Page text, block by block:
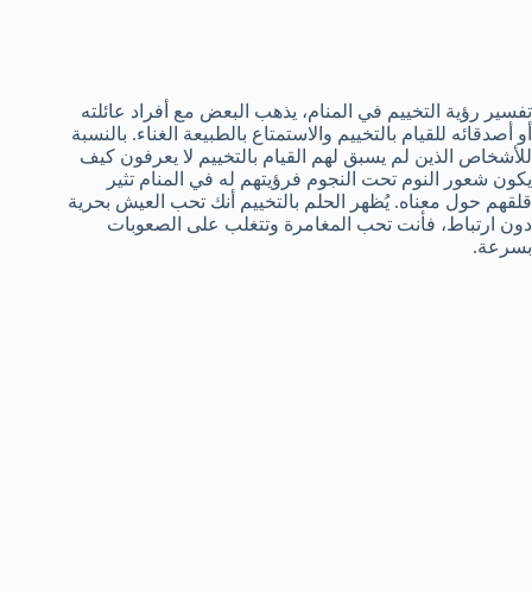
تفسير رؤية التخييم في المنام، يذهب البعض مع أفراد عائلته
أو أصدقائه للقيام بالتخييم والاستمتاع بالطبيعة الغناء. بالنسبة
للأشخاص الذين لم يسبق لهم القيام بالتخييم لا يعرفون كيف
يكون شعور النوم تحت النجوم فرؤيتهم له في المنام تثير
قلقهم حول معناه. يُظهر الحلم بالتخييم أنك تحب العيش بحرية
دون ارتباط، فأنت تحب المغامرة وتتغلب على الصعوبات
بسرعة.